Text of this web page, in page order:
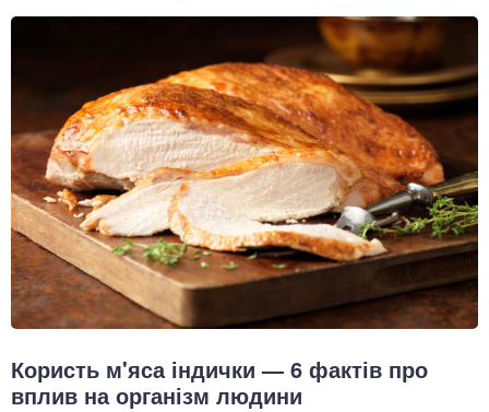
Користь м'яса індички — 6 фактів про
вплив на організм людини